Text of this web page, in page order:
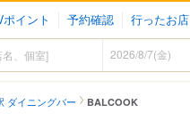
イント 予約確認 行ったお店
ダイニングバー BALCOOK